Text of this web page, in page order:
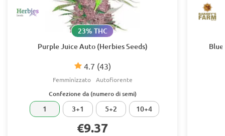
Purple Juice Auto (Herbies Seeds)
4.7 (43)
23% THC
Femminizzato Autofiorente
Confezione da (numero di semi)
1 3+1 5+2 10+4
€9.37